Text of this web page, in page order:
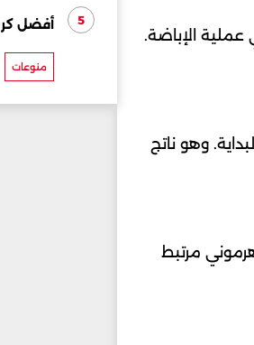
الإباضة.
وهو ناتج
مرتبط
5 أفضل
منوعات